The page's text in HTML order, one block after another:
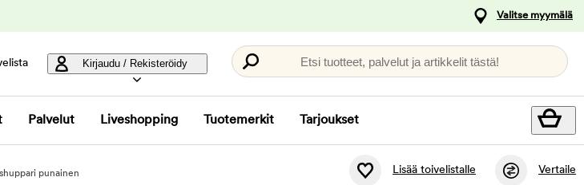
Valitse myymälä
Kirjaudu / Rekisteröidy Etsi tuotteet, palvelut ja artikkelit tästä!
Palvelut Liveshopping Tuotemerkit Tarjoukset
punainen Lisää toivelistalle Vertaile